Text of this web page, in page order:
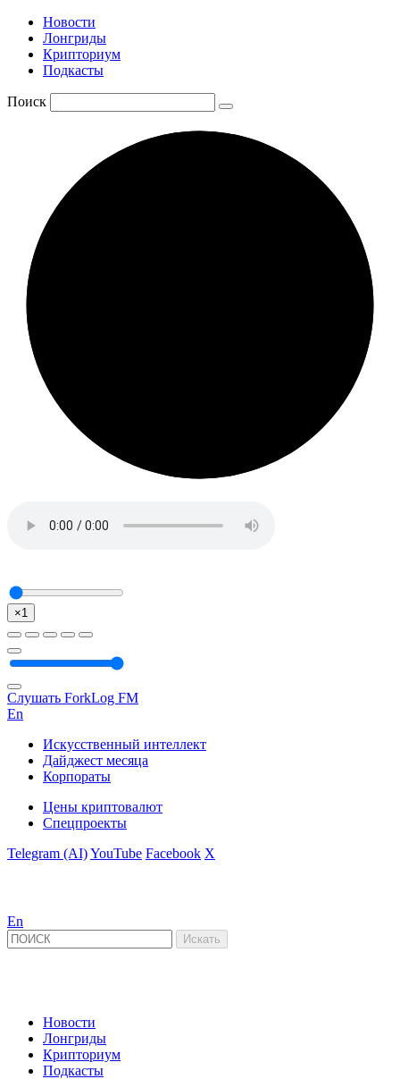
Новости
Лонгриды
Крипториум
Подкасты
Поиск
×1
Слушать ForkLog FM
En
Искусственный интеллект
Дайджест месяца
Корпораты
Цены криптовалют
Спецпроекты
Telegram (AI)YouTube Facebook X
En
Новости
Лонгриды
Крипториум
Подкасты